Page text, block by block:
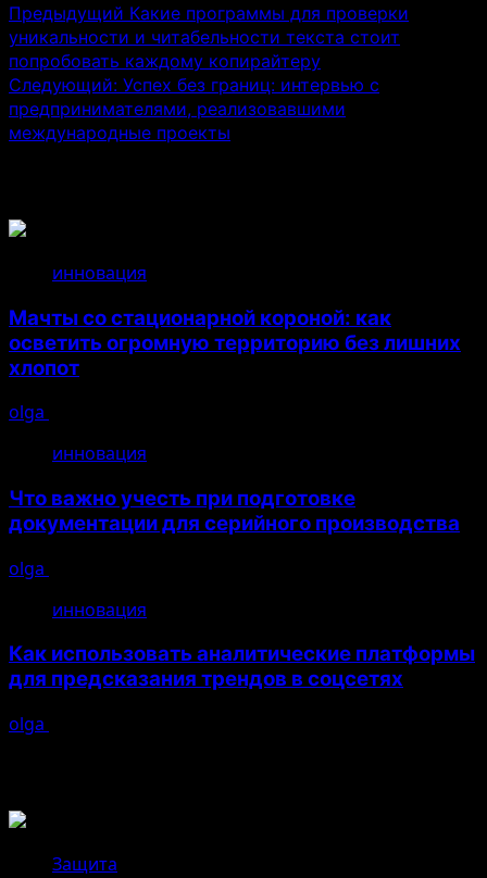
Предыдущий Какие программы для проверки
уникальности и читабельности текста стоит
попробовать каждому копирайтеру
Следующий: Успех без границ: интервью с
предпринимателями, реализовавшими
международные проекты
инновация
Мачты со стационарной короной: как
осветить огромную территорию без лишних
хлопот
olga
инновация
Что важно учесть при подготовке
документации для серийного производства
olga
инновация
Как использовать аналитические платформы
для предсказания трендов в соцсетях
olga
Защита